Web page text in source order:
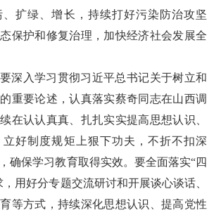
扩绿、增长，持续打好污染防治攻坚
保护和修复治理，加快经济社会发展全
深入学习贯彻习近平总书记关于树立和
重要论述，认真落实蔡奇同志在山西调
在认认真真、扎扎实实提高思想认识、
好制度规矩上狠下功夫，不折不扣深
确保学习教育取得实效。要全面落实“四
用好分专题交流研讨和开展谈心谈话、
等方式，持续深化思想认识、提高党性